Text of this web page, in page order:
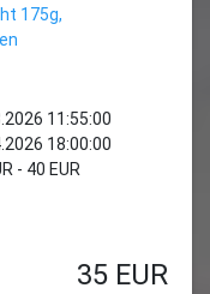
175g,
11:55:00
18:00:00
- 40 EUR
35 EUR